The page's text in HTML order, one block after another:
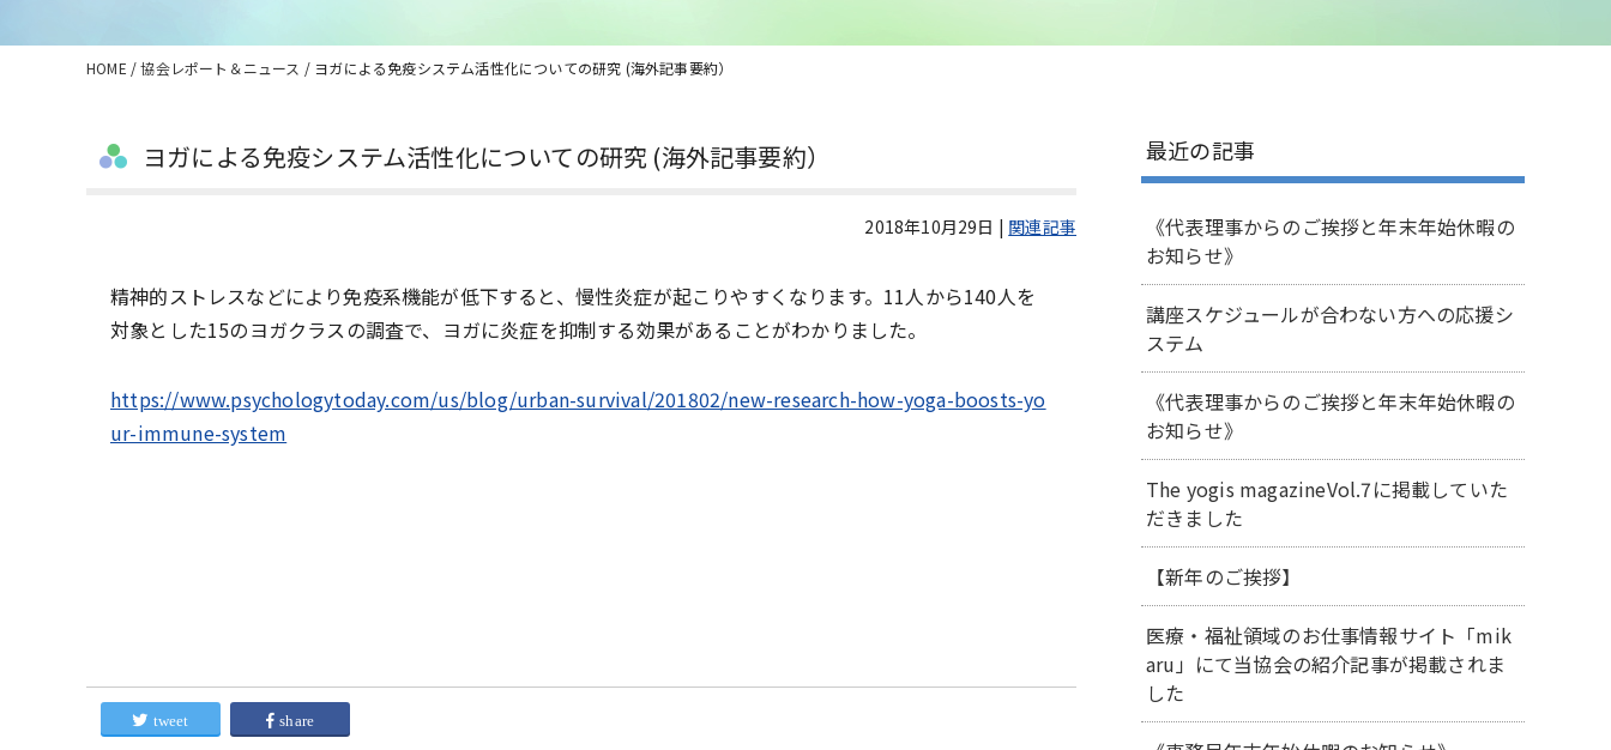
HOME /協会レポート＆ニュース / ヨガによる免疫システム活性化についての研究 (海外記事要約）
ヨガによる免疫システム活性化についての研究 (海外記事要約）
2018年10月29日 | 関連記事
精神的ストレスなどにより免疫系機能が低下すると、慢性炎症が起こりやすくなります。11人から140人を
対象とした15のヨガクラスの調査で、ヨガに炎症を抑制する効果があることがわかりました。
https://www.psychologytoday.com/us/blog/urban-survival/201802/new-research-how-yoga-boosts-yo
ur-immune-system
tweet share
最近の記事
《代表理事からのご挨拶と年末年始休暇の
お知らせ》
講座スケジュールが合わない方への応援シ
ステム
《代表理事からのご挨拶と年末年始休暇の
お知らせ》
The yogis magazineVol.7に掲載していた
だきました
【新年のご挨拶】
医療・福祉領域のお仕事情報サイト「mik
aru」にて当協会の紹介記事が掲載されま
した